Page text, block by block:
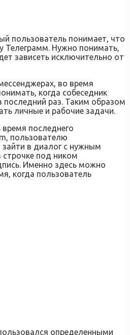
пользователь понимает, что
Телеграмм. Нужно понимать,
зависеть исключительно от
во время
когда собеседник
последний раз. Таким образом
личные и рабочие задачи.
последнего
пользователю
в диалог с нужным
строчке под ником
Именно здесь можно
когда пользователь
определенными